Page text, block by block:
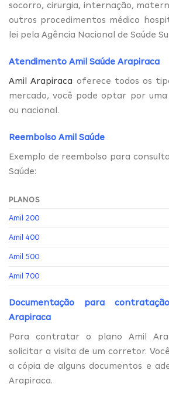
socorro, cirurgia, internação,
outros procedimentos médico
lei pela Agência Nacional de Saúde
Atendimento Amil Saúde Arapiraca
Amil Arapiraca oferece todos os
mercado, você pode optar por
ou nacional.
Reembolso Amil Saúde
Exemplo de reembolso para
Saúde:
PLANOS
Amil 200
Amil 400
Amil 500
Amil 700
Documentação para
Arapiraca
Para contratar o plano Amil
solicitar a visita de um corretor.
a cópia de alguns documentos e
Arapiraca.